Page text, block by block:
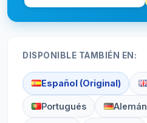
DISPONIBLE TAMBIÉN EN:
Español (Original)
Portugués Alemán